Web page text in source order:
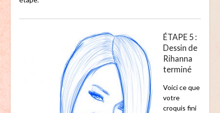
ÉTAPE 5 :
Dessin de
Rihanna
terminé
Voici ce que
votre
croquis fini